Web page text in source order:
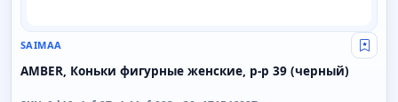
SAIMAA Свой
AMBER, Коньки фигурные женские, р-р 39 (черный)